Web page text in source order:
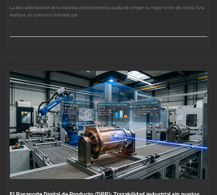
La descarbonización de la industria electrointensiva acaba de romper su mayor techo de cristal. Esta
mañana, un consorcio formado por